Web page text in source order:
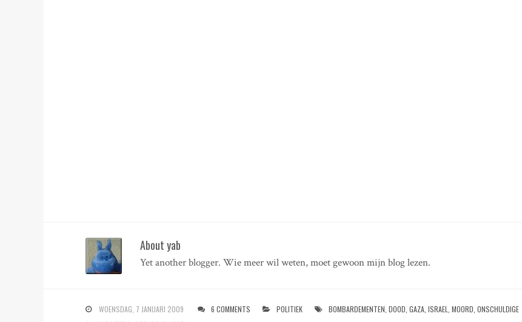
About yab
Yet another blogger. Wie meer wil weten, moet gewoon mijn blog lezen.
WOENSDAG, 7 JANUARI 2009 6 COMMENTS POLITIEK BOMBARDEMENTEN ,DOOD ,GAZA ,ISRAEL ,MOORD ,ONSCHULDIGE